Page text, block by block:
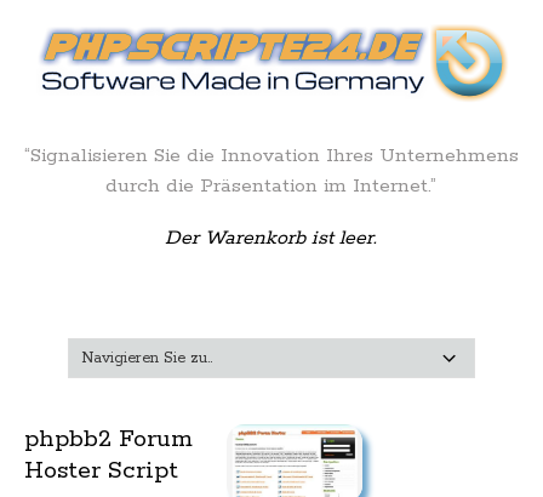
“Signalisieren Sie die Innovation Ihres Unternehmens
durch die Präsentation im Internet.”
Der Warenkorb ist leer.
phpbb2 Forum
Hoster Script